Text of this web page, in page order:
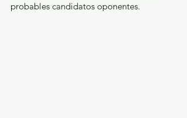
probables candidatos oponentes.